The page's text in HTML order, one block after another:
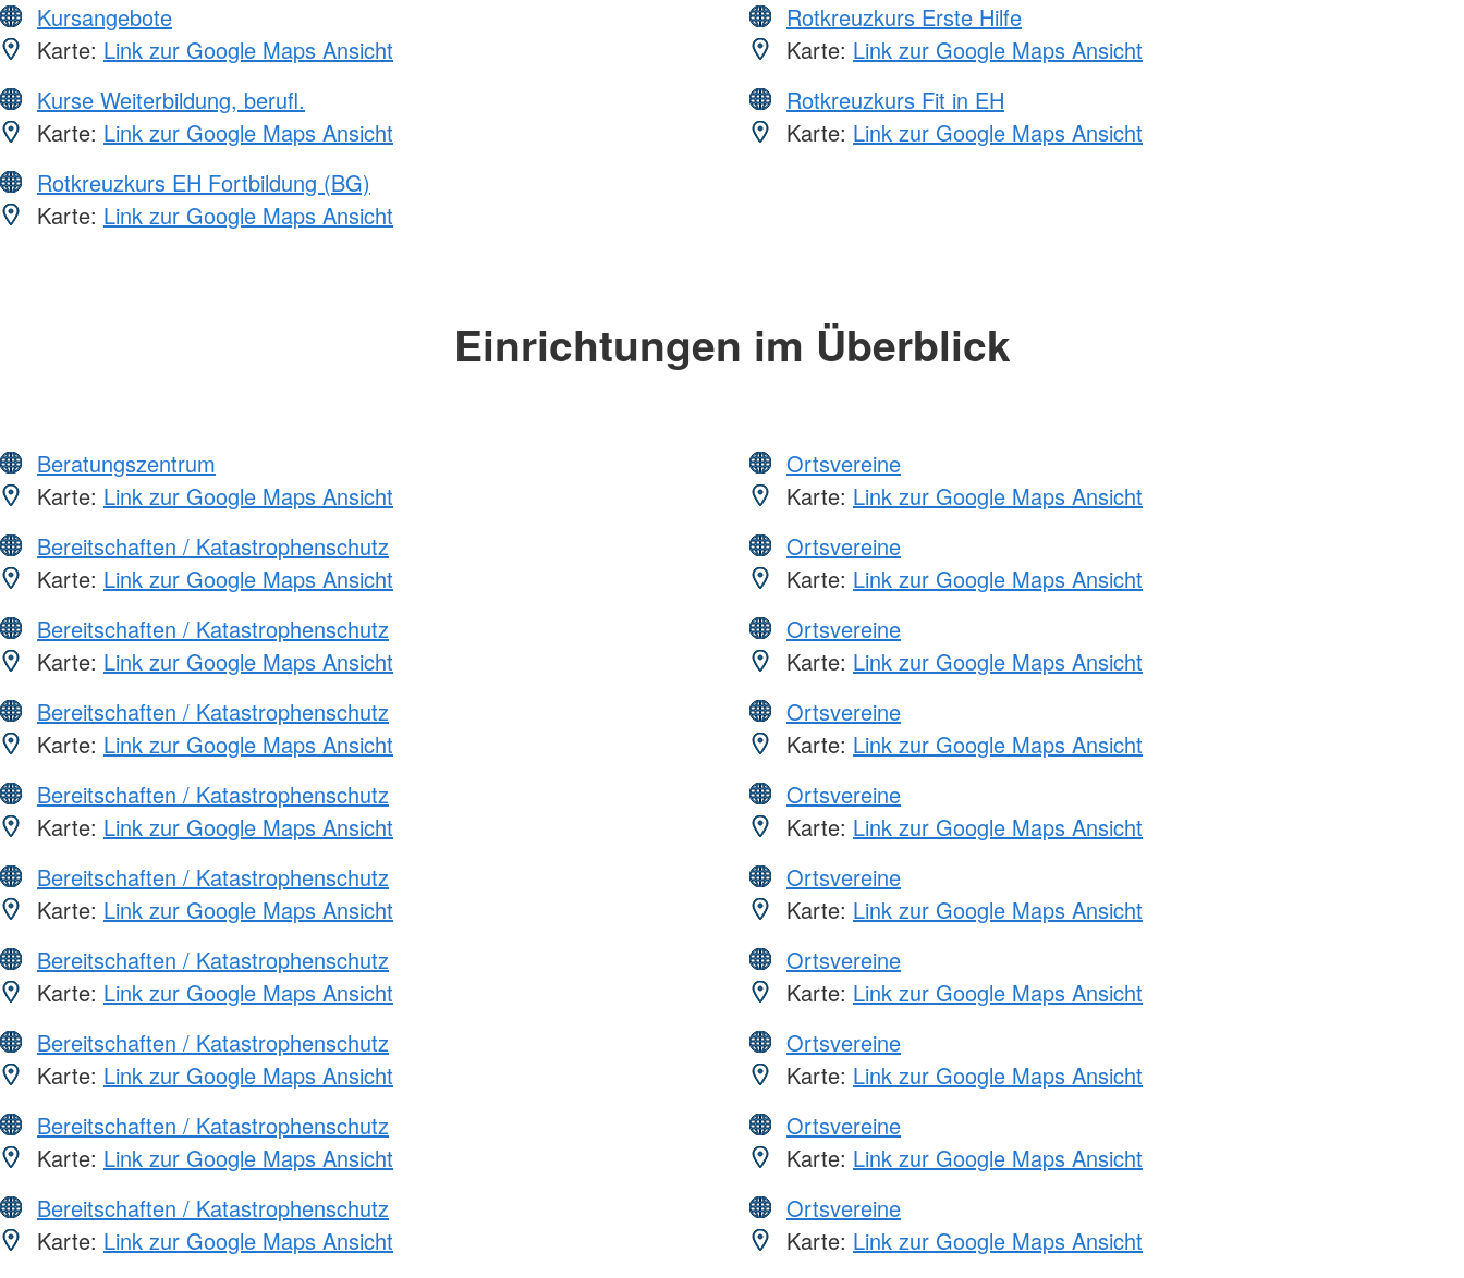
Kursangebote
Karte: Link zur Google Maps Ansicht
Kurse Weiterbildung, berufl.
Karte: Link zur Google Maps Ansicht
Rotkreuzkurs EH Fortbildung (BG)
Karte: Link zur Google Maps Ansicht
Rotkreuzkurs Erste Hilfe
Karte: Link zur Google Maps Ansicht
Rotkreuzkurs Fit in EH
Karte: Link zur Google Maps Ansicht
Einrichtungen im Überblick
Beratungszentrum
Karte: Link zur Google Maps Ansicht
Bereitschaften / Katastrophenschutz
Karte: Link zur Google Maps Ansicht
Bereitschaften / Katastrophenschutz
Karte: Link zur Google Maps Ansicht
Bereitschaften / Katastrophenschutz
Karte: Link zur Google Maps Ansicht
Bereitschaften / Katastrophenschutz
Karte: Link zur Google Maps Ansicht
Bereitschaften / Katastrophenschutz
Karte: Link zur Google Maps Ansicht
Bereitschaften / Katastrophenschutz
Karte: Link zur Google Maps Ansicht
Bereitschaften / Katastrophenschutz
Karte: Link zur Google Maps Ansicht
Bereitschaften / Katastrophenschutz
Karte: Link zur Google Maps Ansicht
Bereitschaften / Katastrophenschutz
Karte: Link zur Google Maps Ansicht
Ortsvereine
Karte: Link zur Google Maps Ansicht
Ortsvereine
Karte: Link zur Google Maps Ansicht
Ortsvereine
Karte: Link zur Google Maps Ansicht
Ortsvereine
Karte: Link zur Google Maps Ansicht
Ortsvereine
Karte: Link zur Google Maps Ansicht
Ortsvereine
Karte: Link zur Google Maps Ansicht
Ortsvereine
Karte: Link zur Google Maps Ansicht
Ortsvereine
Karte: Link zur Google Maps Ansicht
Ortsvereine
Karte: Link zur Google Maps Ansicht
Ortsvereine
Karte: Link zur Google Maps Ansicht